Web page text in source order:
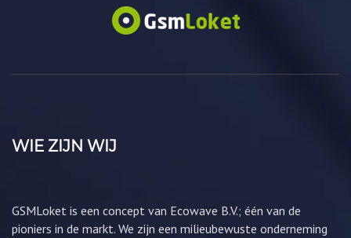
WIE ZIJN WIJ
GSMLoket is een concept van Ecowave B.V.; één van de
pioniers in de markt. We zijn een milieubewuste onderneming